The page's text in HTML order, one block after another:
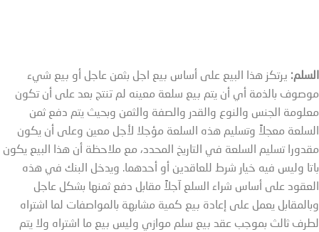
السلم: يرتكز هذا البيع على أساس بيع اجل بثمن عاجل أو بيع شيء
موصوف بالذمة أي أن يتم بيع سلعة معينه لم تنتج بعد على أن تكون
معلومة الجنس والنوع والقدر والصفة والثمن وبحيث يتم دفع ثمن
السلعة معجلاً وتسليم هذه السلعة مؤجلا لأجل معين وعلى أن يكون
مقدورا تسليم السلعة في التاريخ المحدد، مع ملاحظة أن هذا البيع يكون
باتا وليس فيه خيار شرط للعاقدين أو أحدهما. ويدخل البنك في هذه
العقود على أساس شراء السلع آجلاً مقابل دفع ثمنها بشكل عاجل
وبالمقابل يعمل على إعادة بيع كمية مشابهة بالمواصفات لما اشتراه
لطرف ثالث بموجب عقد بيع سلم موازي وليس بيع ما اشتراه ولا يتم